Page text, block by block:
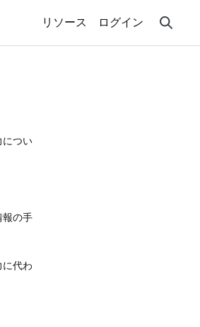
リソース ログイン
につい
報の手
に代わ